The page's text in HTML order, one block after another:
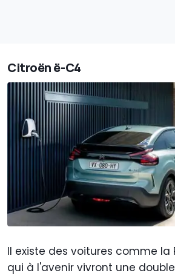
Citroën ë-C4
Il existe des voitures comme la
qui à l'avenir vivront une